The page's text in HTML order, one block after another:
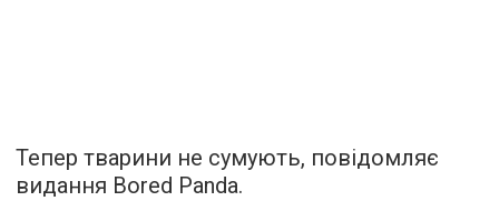
Тепер тварини не сумують, повідомляє
видання Bored Panda.